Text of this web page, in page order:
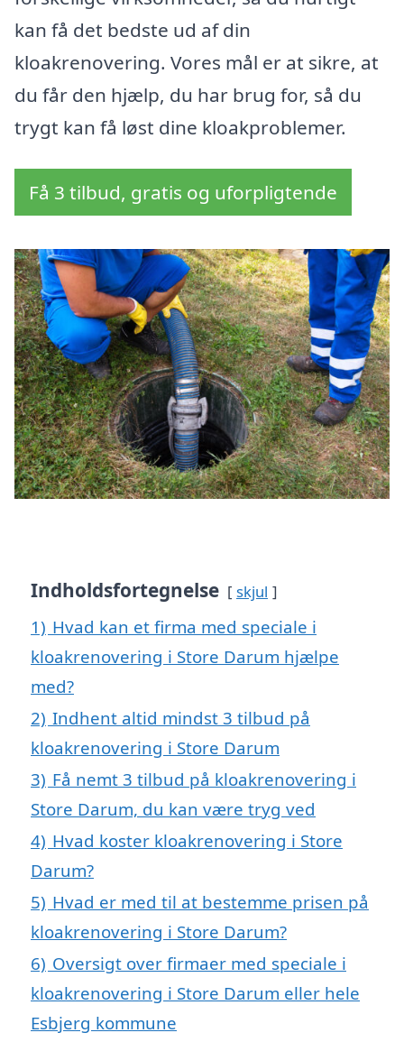
kan få det bedste ud af din
kloakrenovering. Vores mål er at sikre, at
du får den hjælp, du har brug for, så du
trygt kan få løst dine kloakproblemer.
Få 3 tilbud, gratis og uforpligtende
Indholdsfortegnelse skjul
1) Hvad kan et firma med speciale i
kloakrenovering i Store Darum hjælpe
med?
2) Indhent altid mindst 3 tilbud på
kloakrenovering i Store Darum
3) Få nemt 3 tilbud på kloakrenovering i
Store Darum, du kan være tryg ved
4) Hvad koster kloakrenovering i Store
Darum?
5) Hvad er med til at bestemme prisen på
kloakrenovering i Store Darum?
6) Oversigt over firmaer med speciale i
kloakrenovering i Store Darum eller hele
Esbjerg kommune